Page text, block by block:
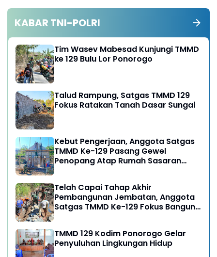
KABAR TNI-POLRI
Tim Wasev Mabesad Kunjungi TMMD
ke 129 Bulu Lor Ponorogo
Talud Rampung, Satgas TMMD 129
Fokus Ratakan Tanah Dasar Sungai
Kebut Pengerjaan, Anggota Satgas
TMMD Ke-129 Pasang Gewel
Penopang Atap Rumah Sasaran
Telah Capai Tahap Akhir
Pembangunan Jembatan, Anggota
Satgas TMMD Ke-129 Fokus Bangun
TMMD 129 Kodim Ponorogo Gelar
Penyuluhan Lingkungan Hidup